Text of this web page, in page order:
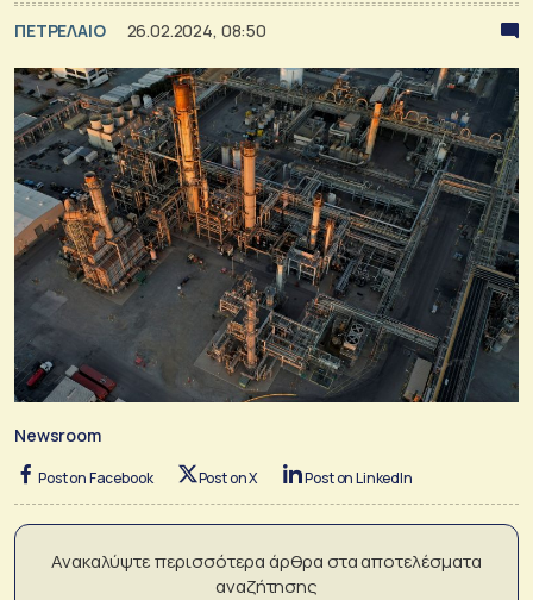
ΠΕΤΡΕΛΑΙΟ 26.02.2024, 08:50
Newsroom
Post on Facebook Post on X Post on LinkedIn
Ανακαλύψτε περισσότερα άρθρα στα αποτελέσματα
αναζήτησης